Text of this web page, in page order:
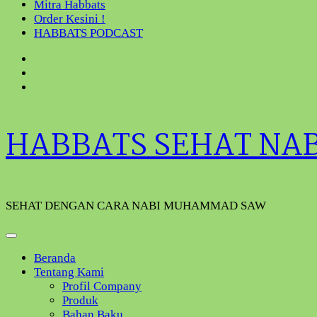
Mitra Habbats
Order Kesini !
HABBATS PODCAST
HABBATS SEHAT
SEHAT DENGAN CARA NABI MUHAMMAD SAW
Beranda
Tentang Kami
Profil Company
Produk